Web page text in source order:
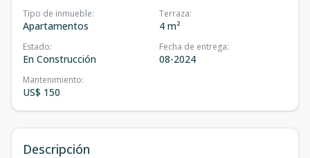
Tipo de inmueble:
Apartamentos
Terraza:
4 m²
Estado:
En Construcción
Fecha de entrega:
08-2024
Mantenimiento:
US$ 150
Descripción